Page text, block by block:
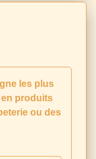
les plus
produits
ou des